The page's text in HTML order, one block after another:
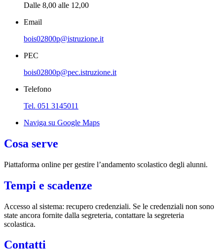
Dalle 8,00 alle 12,00
Email
bois02800p@istruzione.it
PEC
bois02800p@pec.istruzione.it
Telefono
Tel. 051 3145011
Naviga su Google Maps
Cosa serve
Piattaforma online per gestire l’andamento scolastico degli alunni.
Tempi e scadenze
Accesso al sistema: recupero credenziali. Se le credenziali non sono
state ancora fornite dalla segreteria, contattare la segreteria
scolastica.
Contatti